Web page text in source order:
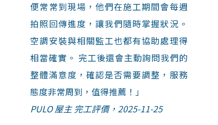
便常常到現場，他們在施工期間會每週
拍照回傳進度，讓我們隨時掌握狀況。
空調安裝與相關監工也都有協助處理得
相當確實。 完工後還會主動詢問我們的
整體滿意度，確認是否需要調整，服務
態度非常周到，值得推薦！」
PULO 屋主 完工評價，2025-11-25